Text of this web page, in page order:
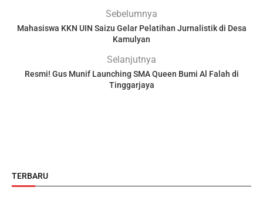
Sebelumnya
Mahasiswa KKN UIN Saizu Gelar Pelatihan Jurnalistik di Desa
Kamulyan
Selanjutnya
Resmi! Gus Munif Launching SMA Queen Bumi Al Falah di
Tinggarjaya
TERBARU